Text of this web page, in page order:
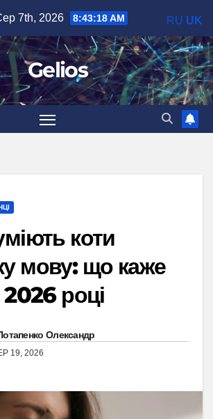
7th, 2026 8:43:19 AM
Gelios
коти
мову: що каже
2026 році
Олександр
19, 2026
RU UK